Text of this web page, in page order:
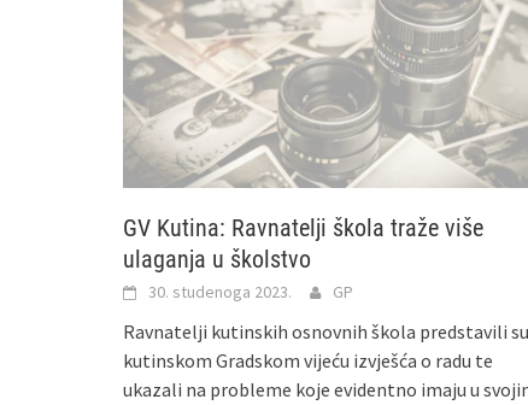
GV Kutina: Ravnatelji škola traže više
ulaganja u školstvo
30. studenoga 2023. GP
Ravnatelji kutinskih osnovnih škola predstavili su
kutinskom Gradskom vijeću izvješća o radu te
ukazali na probleme koje evidentno imaju u